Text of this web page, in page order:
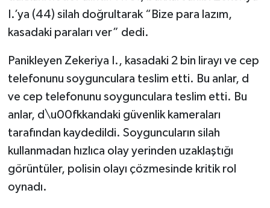
I.’ya (44) silah doğrultarak “Bize para lazım,
kasadaki paraları ver” dedi.
Panikleyen Zekeriya I., kasadaki 2 bin lirayı ve cep
telefonunu soygunculara teslim etti. Bu anlar, d
ve cep telefonunu soygunculara teslim etti. Bu
anlar, d\u00fkkandaki güvenlik kameraları
tarafından kaydedildi. Soyguncuların silah
kullanmadan hızlıca olay yerinden uzaklaştığı
görüntüler, polisin olayı çözmesinde kritik rol
oynadı.